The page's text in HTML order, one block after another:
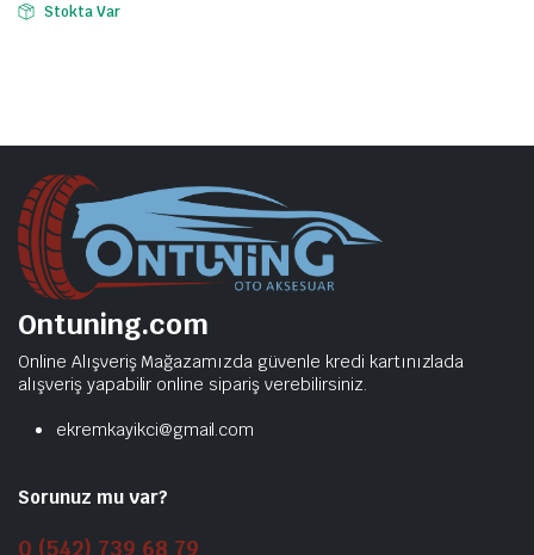
Stokta Var
Ontuning.com
Online Alışveriş Mağazamızda güvenle kredi kartınızlada
alışveriş yapabilir online sipariş verebilirsiniz.
ekremkayikci@gmail.com
Sorunuz mu var?
0 (542) 739 68 79